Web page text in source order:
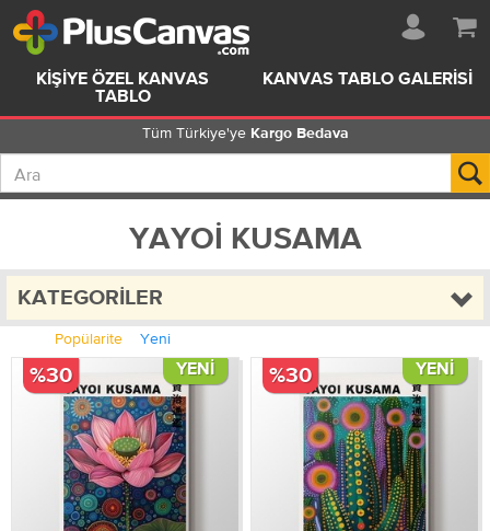
KIŞIYE ÖZEL KANVAS
TABLO
KANVAS TABLO GALERISI
Tüm Türkiye'ye Kargo Bedava
YAYOI KUSAMA
KATEGORILER
Popülarite
Yeni
YENI
%30 YENI
%30